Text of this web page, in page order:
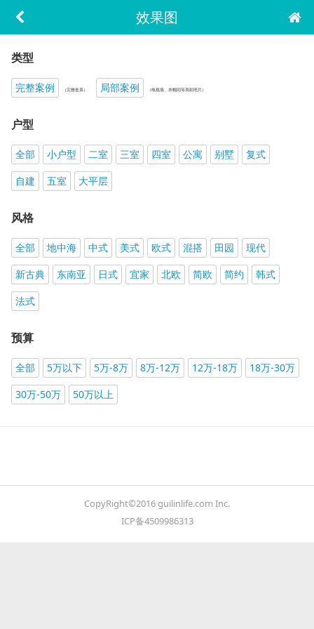
效果图
类型
完整案例 （完整套系） 局部案例 （电视墙、衣帽间等局部照片）
户型
全部 小户型 二室 三室 四室 公寓 别墅
复式
自建
五室 大平层
风格
全部 地中海 中式 美式 欧式 混搭 田园
现代
新古典
东南亚 日式 宜家 北欧 简欧 简约
韩式
法式
预算
全部 5万以下 5万-8万 8万-12万 12万-18万
18万-30万
30万-50万
50万以上
CopyRight©2016 guilinlife.com Inc.
ICP备4509986313